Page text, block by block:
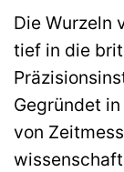
Die Wurzeln
tief in die
Gegründet
von